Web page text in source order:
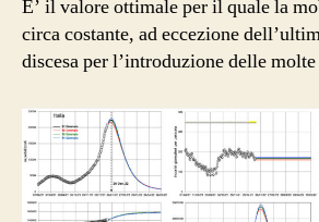
E’ il valore ottimale per il quale la
circa costante, ad eccezione
discesa per l’introduzione delle